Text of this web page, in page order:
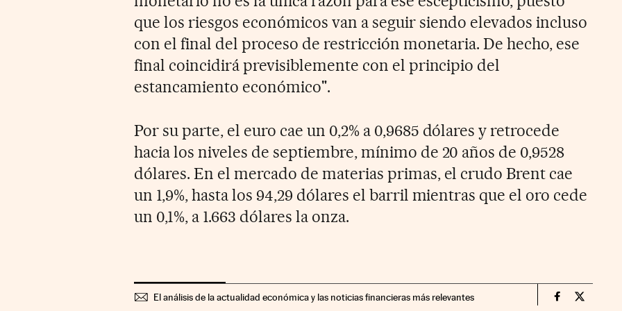
que los riesgos económicos van a seguir siendo elevados incluso
con el final del proceso de restricción monetaria. De hecho, ese
final coincidirá previsiblemente con el principio del
estancamiento económico".
Por su parte, el euro cae un 0,2% a 0,9685 dólares y retrocede
hacia los niveles de septiembre, mínimo de 20 años de 0,9528
dólares. En el mercado de materias primas, el crudo Brent cae
un 1,9%, hasta los 94,29 dólares el barril mientras que el oro cede
un 0,1%, a 1.663 dólares la onza.
El análisis de la actualidad económica y las noticias financieras más relevantes Mercados